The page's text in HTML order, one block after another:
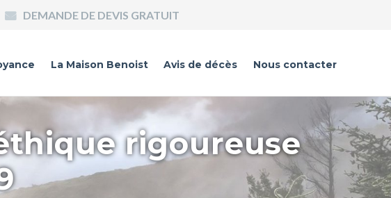
DEMANDE DE DEVIS GRATUIT
La Maison Benoist Avis de décès Nous contacter
rigoureuse